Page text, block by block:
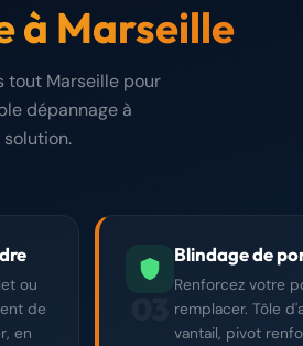
à Marseille
tout Marseille pour
dépannage à
ou
de
en
Blindage de
Renforcez votre
remplacer. Tôle
vantail, pivot